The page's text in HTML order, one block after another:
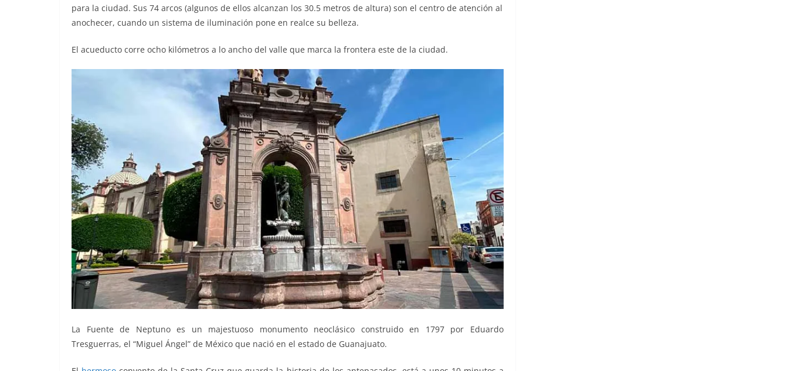
para la ciudad. Sus 74 arcos (algunos de ellos alcanzan los 30.5 metros de altura) son el centro de atención al
anochecer, cuando un sistema de iluminación pone en realce su belleza.
El acueducto corre ocho kilómetros a lo ancho del valle que marca la frontera este de la ciudad.
La Fuente de Neptuno es un majestuoso monumento neoclásico construido en 1797 por Eduardo
Tresguerras, el “Miguel Ángel” de México que nació en el estado de Guanajuato.